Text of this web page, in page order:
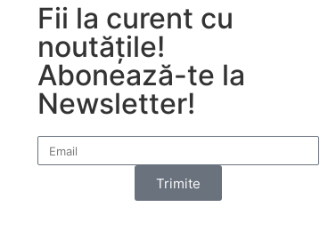
Fii la curent cu
noutățile!
Abonează-te la
Newsletter!
Trimite